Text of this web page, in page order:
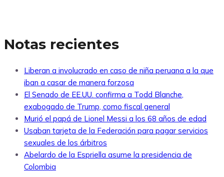
Notas recientes
Liberan a involucrado en caso de niña peruana a la que
iban a casar de manera forzosa
El Senado de EE.UU. confirma a Todd Blanche,
exabogado de Trump, como fiscal general
Murió el papá de Lionel Messi a los 68 años de edad
Usaban tarjeta de la Federación para pagar servicios
sexuales de los árbitros
Abelardo de la Espriella asume la presidencia de
Colombia